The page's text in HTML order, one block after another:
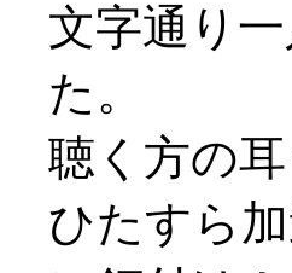
文字通り
た。
聴く方の
ひたすら